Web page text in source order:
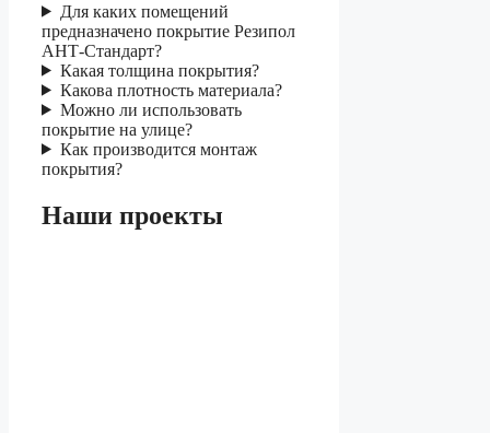
Для каких помещений
предназначено покрытие Резипол
АНТ-Стандарт?
Какая толщина покрытия?
Какова плотность материала?
Можно ли использовать
покрытие на улице?
Как производится монтаж
покрытия?
Наши проекты